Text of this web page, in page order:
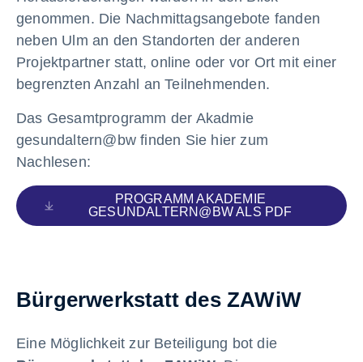
genommen. Die Nachmittagsangebote fanden
neben Ulm an den Standorten der anderen
Projektpartner statt, online oder vor Ort mit einer
begrenzten Anzahl an Teilnehmenden.
Das Gesamtprogramm der Akadmie
gesundaltern@bw finden Sie hier zum
Nachlesen:
PROGRAMM AKADEMIE
GESUNDALTERN@BW ALS PDF
Bürgerwerkstatt des ZAWiW
Eine Möglichkeit zur Beteiligung bot die